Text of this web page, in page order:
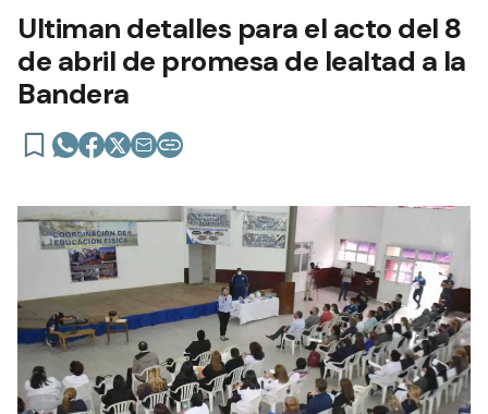
Ultiman detalles para el acto del 8
de abril de promesa de lealtad a la
Bandera